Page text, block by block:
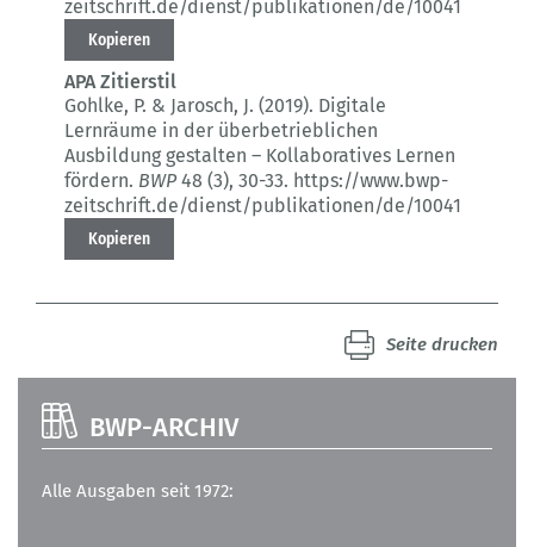
zeitschrift.de/dienst/publikationen/de/10041
Kopieren
APA Zitierstil
Gohlke, P. & Jarosch, J. (2019). Digitale
Lernräume in der überbetrieblichen
Ausbildung gestalten – Kollaboratives Lernen
fördern. BWP48 (3), 30-33. https://www.bwp-
zeitschrift.de/dienst/publikationen/de/10041
Kopieren
Seite drucken
BWP-ARCHIV
Alle Ausgaben seit 1972: